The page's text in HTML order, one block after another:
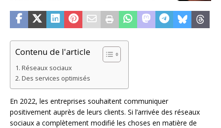
Contenu de l'article
Réseaux sociaux
Des services optimisés
En 2022, les entreprises souhaitent communiquer
positivement auprès de leurs clients. Si l’arrivée des réseaux
sociaux a complètement modifié les choses en matière de